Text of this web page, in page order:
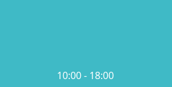
10:00 - 18:00